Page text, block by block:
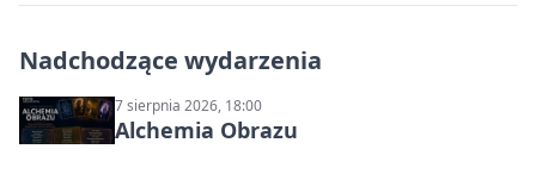
Nadchodzące wydarzenia
7 sierpnia 2026, 18:00
Alchemia Obrazu